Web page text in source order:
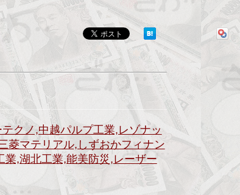
クノ,中越パルプ工業,レゾナッ
菱マテリアル,しずおかフィナン
業,湖北工業,能美防災,レーザー